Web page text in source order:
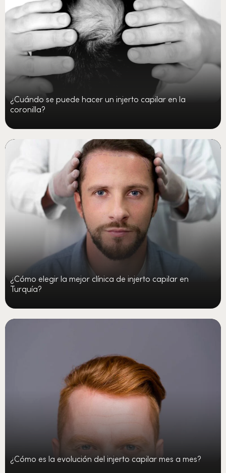
¿Cuándo se puede hacer un injerto capilar en la
coronilla?
¿Cómo elegir la mejor clínica de injerto capilar en
Turquía?
¿Cómo es la evolución del injerto capilar mes a mes?